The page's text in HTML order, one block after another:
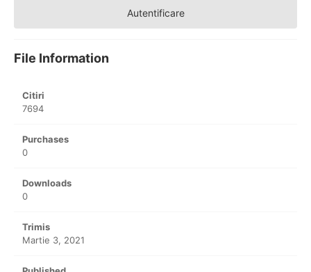
Autentificare
File Information
Citiri
7694
Purchases
0
Downloads
0
Trimis
Martie 3, 2021